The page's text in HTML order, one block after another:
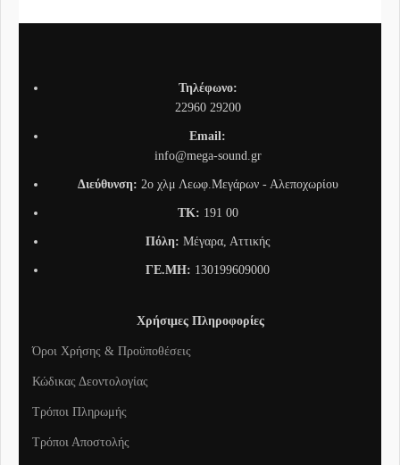
Τηλέφωνο:
22960 29200
Email:
info@mega-sound.gr
Διεύθυνση: 2o χλμ Λεωφ.Μεγάρων - Αλεποχωρίου
TK: 191 00
Πόλη: Μέγαρα, Αττικής
ΓΕ.ΜΗ: 130199609000
Χρήσιμες Πληροφορίες
Όροι Χρήσης & Προϋποθέσεις
Κώδικας Δεοντολογίας
Τρόποι Πληρωμής
Τρόποι Αποστολής